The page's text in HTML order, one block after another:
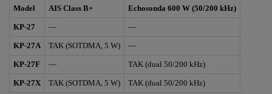
Model AIS Class B+ Echosonda 600 W (50/200 kHz)
KP-27 — —
KP-27A TAK (SOTDMA, 5 W) —
KP-27F — TAK (dual 50/200 kHz)
KP-27X TAK (SOTDMA, 5 W) TAK (dual 50/200 kHz)